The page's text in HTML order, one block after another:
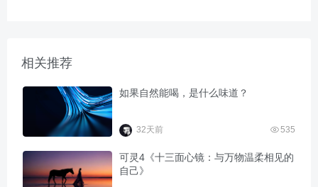
相关推荐
如果自然能喝，是什么味道？
32天前 535
可灵4《十三面心镜：与万物温柔相见的
自己》